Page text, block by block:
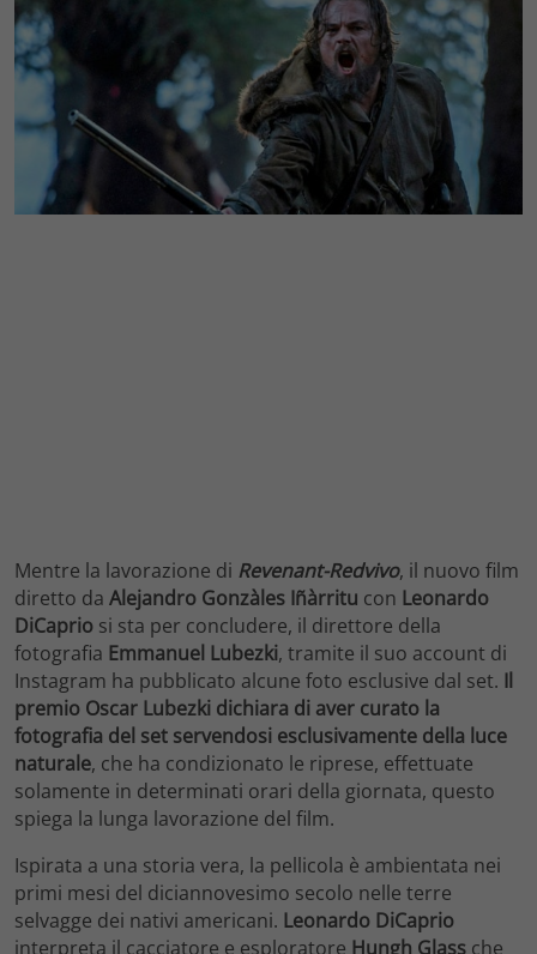
Mentre la lavorazione di Revenant-Redvivo, il nuovo film
diretto da Alejandro Gonzàles Iñàrritu con Leonardo
DiCaprio si sta per concludere, il direttore della
fotografia Emmanuel Lubezki, tramite il suo account di
Instagram ha pubblicato alcune foto esclusive dal set. Il
premio Oscar Lubezki dichiara di aver curato la
fotografia del set servendosi esclusivamente della luce
naturale, che ha condizionato le riprese, effettuate
solamente in determinati orari della giornata, questo
spiega la lunga lavorazione del film.
Ispirata a una storia vera, la pellicola è ambientata nei
primi mesi del diciannovesimo secolo nelle terre
selvagge dei nativi americani. Leonardo DiCaprio
interpreta il cacciatore e esploratore Hungh Glass che